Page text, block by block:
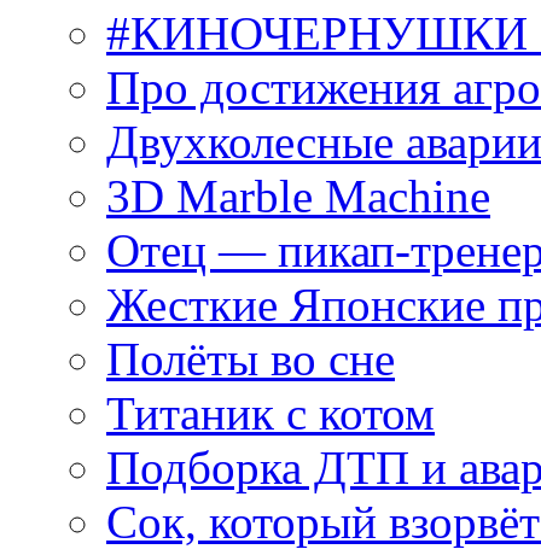
#КИНОЧЕРНУШКИ
Про достижения
Двухколесные
3D Marble Machine
Отец — пикап-
Жесткие Японские
Полёты во сне
Титаник с котом
Подборка ДТП и
Сок, который